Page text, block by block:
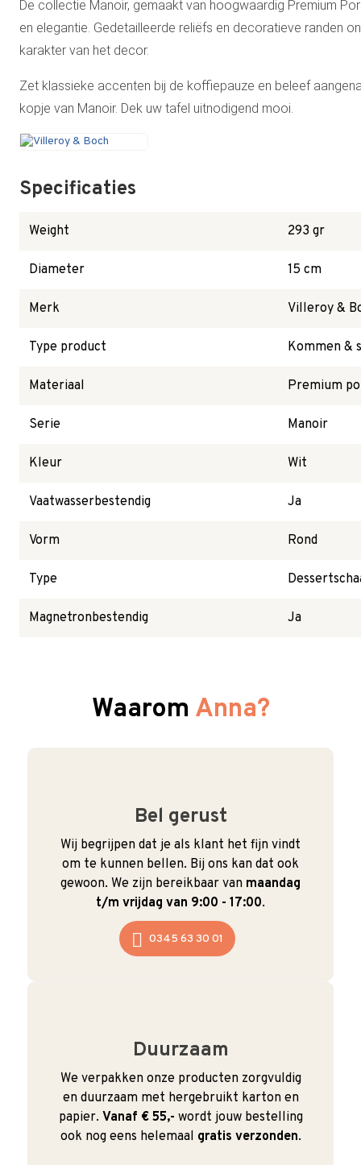
De collectie Manoir, gemaakt van hoogwaardig Premium
en elegantie. Gedetailleerde reliëfs en decoratieve randen
karakter van het decor.
Zet klassieke accenten bij de koffiepauze en beleef
kopje van Manoir. Dek uw tafel uitnodigend mooi.
Specificaties
Weight 293 gr
Diameter 15 cm
Merk Villeroy &
Type product Kommen &
Materiaal Premium
Serie Manoir
Kleur Wit
Vaatwasserbestendig Ja
Vorm Rond
Type
Magnetronbestendig Ja
Waarom Anna?
Bel gerust
Wij begrijpen dat je als klant het fijn vindt
om te kunnen bellen. Bij ons kan dat ook
gewoon. We zijn bereikbaar van maandag
t/m vrijdag van 9:00 - 17:00.
0345 63 30 01
Duurzaam
We verpakken onze producten zorgvuldig
en duurzaam met hergebruikt karton en
papier. Vanaf € 55,- wordt jouw bestelling
ook nog eens helemaal gratis verzonden.